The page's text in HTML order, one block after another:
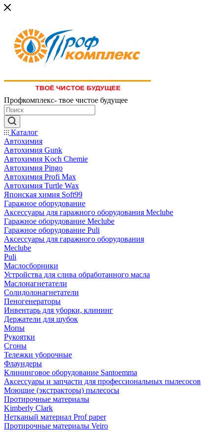
Профкомплекс- твое чистое будущее
Каталог
Автохимия
Автохимия Gunk
Автохимия Koch Chemie
Автохимия Pingo
Автохимия Profi Max
Автохимия Turtle Wax
Японская химия Soft99
Гаражное оборудование
Аксессуары для гаражного оборудования Meclube
Гаражное оборудование Meclube
Гаражное оборудование Puli
Аксессуары для гаражного оборудования
Meclube
Puli
Маслосборники
Устройства для слива обработанного масла
Маслонагнетатели
Солидолонагнетатели
Пеногенераторы
Инвентарь для уборки, клининг
Держатели для шубок
Мопы
Рукоятки
Сгоны
Тележки уборочные
Флаундеры
Клининговое оборудование Santoemma
Аксессуары и запчасти для профессиональных пылесосов
Моющие (экстракторы) пылесосы
Протирочные материалы
Kimberly Clark
Нетканый материал Prof paper
Протирочные материалы Veiro